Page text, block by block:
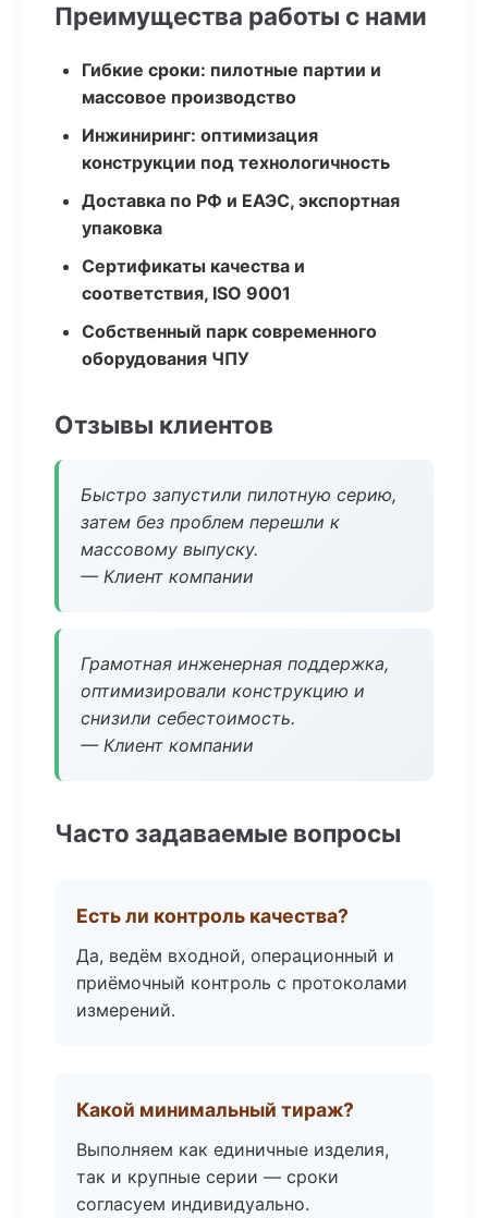
Преимущества работы с нами
Гибкие сроки: пилотные партии и
массовое производство
Инжиниринг: оптимизация
конструкции под технологичность
Доставка по РФ и ЕАЭС, экспортная
упаковка
Сертификаты качества и
соответствия, ISO 9001
Собственный парк современного
оборудования ЧПУ
Отзывы клиентов
Быстро запустили пилотную серию,
затем без проблем перешли к
массовому выпуску.
— Клиент компании
Грамотная инженерная поддержка,
оптимизировали конструкцию и
снизили себестоимость.
— Клиент компании
Часто задаваемые вопросы
Есть ли контроль качества?
Да, ведём входной, операционный и
приёмочный контроль с протоколами
измерений.
Какой минимальный тираж?
Выполняем как единичные изделия,
так и крупные серии — сроки
согласуем индивидуально.